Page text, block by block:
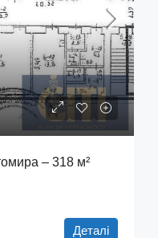
– 318 м²
Деталі